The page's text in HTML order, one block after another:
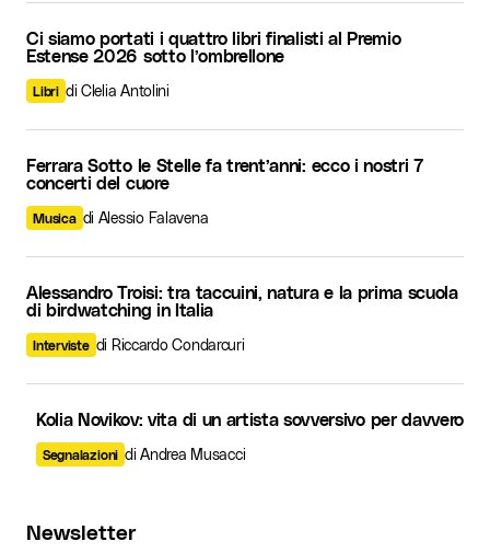
Ci siamo portati i quattro libri finalisti al Premio
Estense 2026 sotto l’ombrellone
Libri di Clelia Antolini
Ferrara Sotto le Stelle fa trent’anni: ecco i nostri 7
concerti del cuore
Musica di Alessio Falavena
Alessandro Troisi: tra taccuini, natura e la prima scuola
di birdwatching in Italia
Interviste di Riccardo Condarcuri
Kolia Novikov: vita di un artista sovversivo per davvero
Segnalazioni di Andrea Musacci
Newsletter